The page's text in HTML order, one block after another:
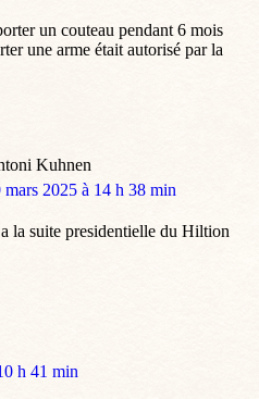
un couteau pendant 6 mois
une arme était autorisé par la
Kuhnen
mars 2025 à 14 h 38 min
la suite presidentielle du Hiltion
h 41 min